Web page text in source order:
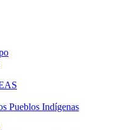
Pueblos Indígenas